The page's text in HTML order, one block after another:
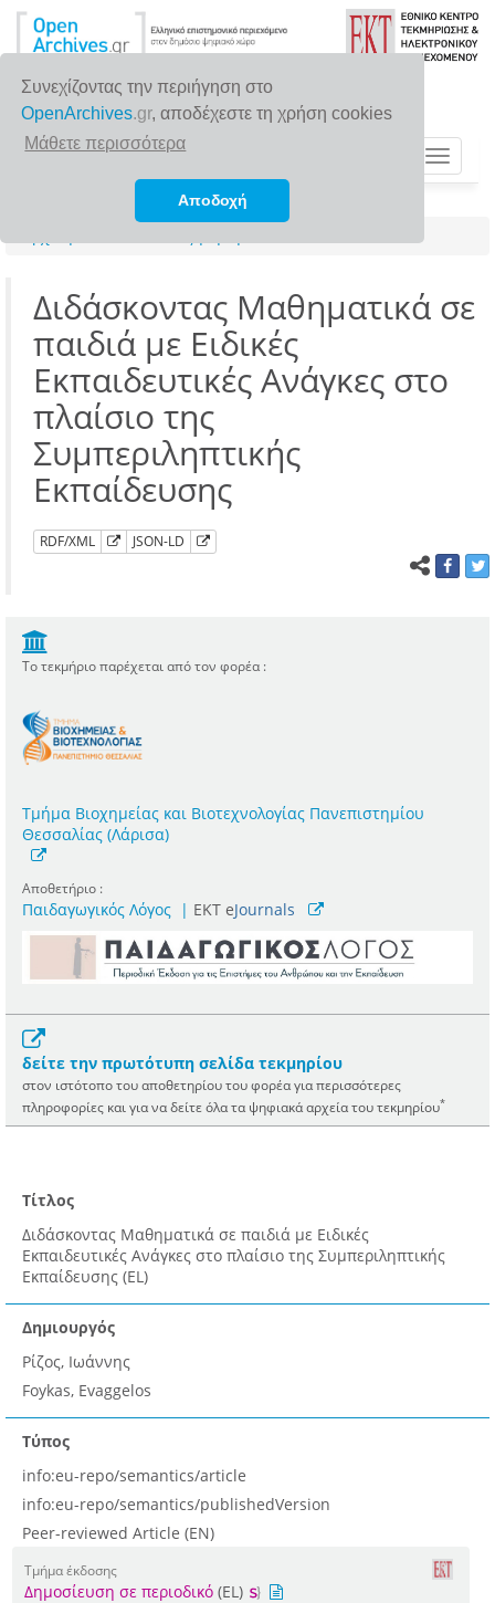
Συνεχίζοντας την περιήγηση στο
OpenArchives.gr, αποδέχεστε τη χρήση cookies
Μάθετε περισσότερα
Αποδοχή
Toggle
Διδάσκοντας Μαθηματικά σε
παιδιά με Ειδικές
Εκπαιδευτικές Ανάγκες στο
πλαίσιο της
Συμπεριληπτικής
Εκπαίδευσης
RDF/XML JSON-LD
Το τεκμήριο παρέχεται από τον φορέα :
Τμήμα Βιοχημείας και Βιοτεχνολογίας Πανεπιστημίου
Θεσσαλίας (Λάρισα)
Αποθετήριο :
Παιδαγωγικός Λόγος | ΕΚΤ eJournals
δείτε την πρωτότυπη σελίδα τεκμηρίου
στον ιστότοπο του αποθετηρίου του φορέα για περισσότερες
πληροφορίες και για να δείτε όλα τα ψηφιακά αρχεία του τεκμηρίου*
Τίτλος
Διδάσκοντας Μαθηματικά σε παιδιά με Ειδικές
Εκπαιδευτικές Ανάγκες στο πλαίσιο της Συμπεριληπτικής
Εκπαίδευσης (EL)
Δημιουργός
Ρίζος, Ιωάννης
Foykas, Evaggelos
Τύπος
info:eu-repo/semantics/article
info:eu-repo/semantics/publishedVersion
Peer-reviewed Article (EN)
Τμήμα έκδοσης
Δημοσίευση σε περιοδικό (EL)